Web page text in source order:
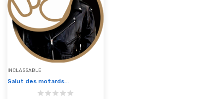
INCLASSABLE
Salut des motards...